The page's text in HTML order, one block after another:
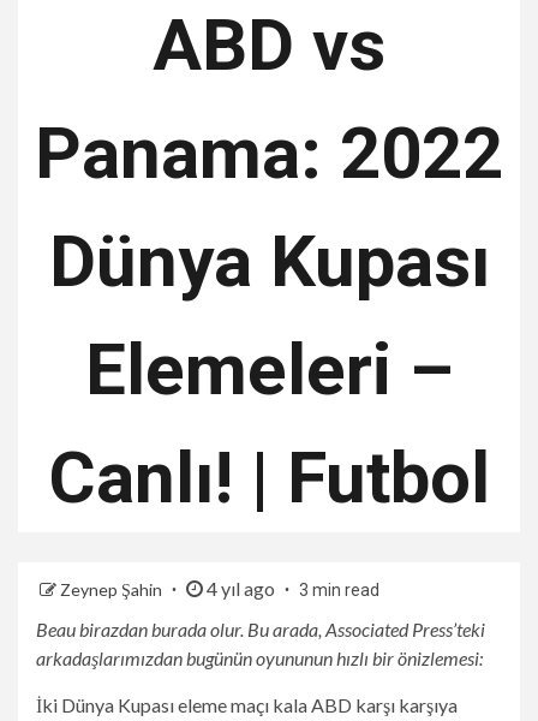
ABD vs
Panama: 2022
Dünya Kupası
Elemeleri –
Canlı! | Futbol
Zeynep Şahin 4 yıl ago 3 min read
Beau birazdan burada olur. Bu arada, Associated Press’teki
arkadaşlarımızdan bugünün oyununun hızlı bir önizlemesi:
İki Dünya Kupası eleme maçı kala ABD karşı karşıya